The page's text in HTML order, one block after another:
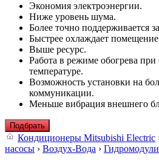
Экономия электроэнергии.
Ниже уровень шума.
Более точно поддерживается
Быстрее охлаждает
Выше ресурс.
Работа в режиме обогрева при
температуре.
Возможность установки на
коммуникации.
Меньше вибрация внешнего
Подбрать
Кондиционеры Mitsubishi Electric
насосы › Воздух-Вода › Гидромодули